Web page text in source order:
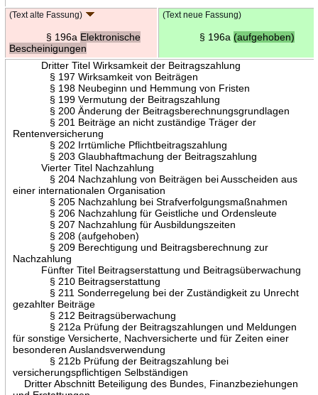
(Text alte Fassung)
§ 196a Elektronische
Bescheinigungen
(Text neue Fassung)
§ 196a (aufgehoben)
Dritter Titel Wirksamkeit der Beitragszahlung
§ 197 Wirksamkeit von Beiträgen
§ 198 Neubeginn und Hemmung von Fristen
§ 199 Vermutung der Beitragszahlung
§ 200 Änderung der Beitragsberechnungsgrundlagen
§ 201 Beiträge an nicht zuständige Träger der
Rentenversicherung
§ 202 Irrtümliche Pflichtbeitragszahlung
§ 203 Glaubhaftmachung der Beitragszahlung
Vierter Titel Nachzahlung
§ 204 Nachzahlung von Beiträgen bei Ausscheiden aus
einer internationalen Organisation
§ 205 Nachzahlung bei Strafverfolgungsmaßnahmen
§ 206 Nachzahlung für Geistliche und Ordensleute
§ 207 Nachzahlung für Ausbildungszeiten
§ 208 (aufgehoben)
§ 209 Berechtigung und Beitragsberechnung zur
Nachzahlung
Fünfter Titel Beitragserstattung und Beitragsüberwachung
§ 210 Beitragserstattung
§ 211 Sonderregelung bei der Zuständigkeit zu Unrecht
gezahlter Beiträge
§ 212 Beitragsüberwachung
§ 212a Prüfung der Beitragszahlungen und Meldungen
für sonstige Versicherte, Nachversicherte und für Zeiten einer
besonderen Auslandsverwendung
§ 212b Prüfung der Beitragszahlung bei
versicherungspflichtigen Selbständigen
Dritter Abschnitt Beteiligung des Bundes, Finanzbeziehungen